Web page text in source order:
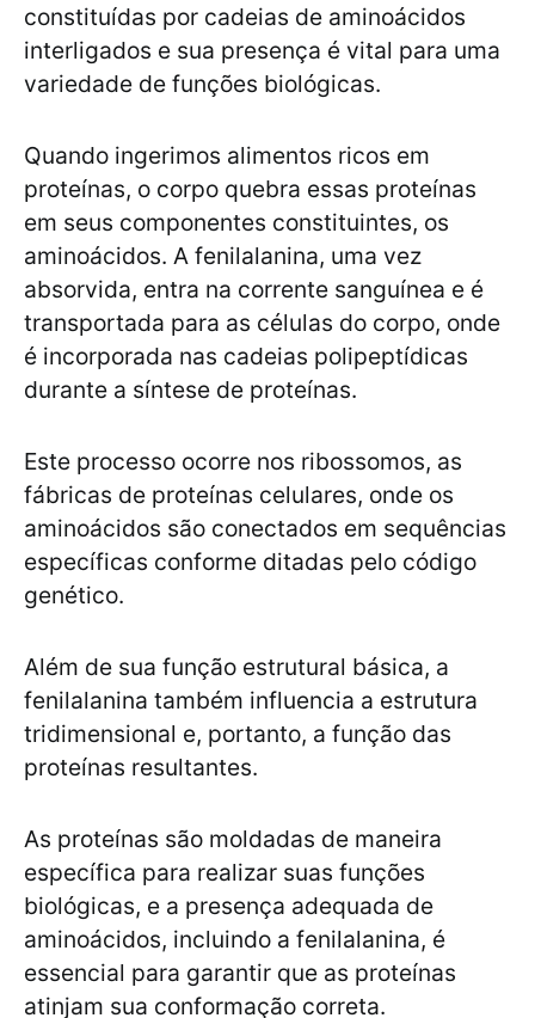
constituídas por cadeias de aminoácidos
interligados e sua presença é vital para uma
variedade de funções biológicas.
Quando ingerimos alimentos ricos em
proteínas, o corpo quebra essas proteínas
em seus componentes constituintes, os
aminoácidos. A fenilalanina, uma vez
absorvida, entra na corrente sanguínea e é
transportada para as células do corpo, onde
é incorporada nas cadeias polipeptídicas
durante a síntese de proteínas.
Este processo ocorre nos ribossomos, as
fábricas de proteínas celulares, onde os
aminoácidos são conectados em sequências
específicas conforme ditadas pelo código
genético.
Além de sua função estrutural básica, a
fenilalanina também influencia a estrutura
tridimensional e, portanto, a função das
proteínas resultantes.
As proteínas são moldadas de maneira
específica para realizar suas funções
biológicas, e a presença adequada de
aminoácidos, incluindo a fenilalanina, é
essencial para garantir que as proteínas
atinjam sua conformação correta.